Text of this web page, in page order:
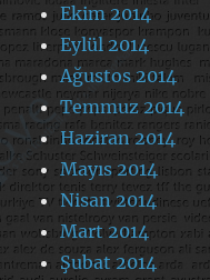
Ekim 2014
Eylül 2014
Ağustos 2014
Temmuz 2014
Haziran 2014
Mayıs 2014
Nisan 2014
Mart 2014
Şubat 2014